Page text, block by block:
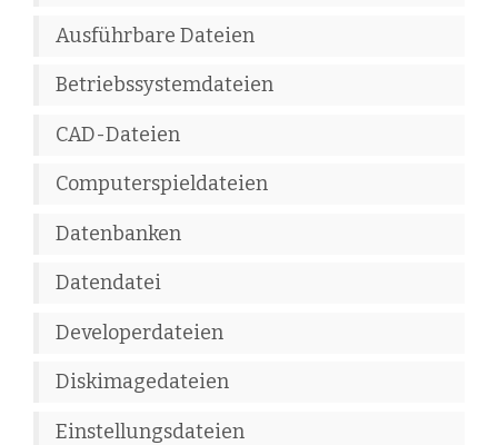
Ausführbare Dateien
Betriebssystemdateien
CAD-Dateien
Computerspieldateien
Datenbanken
Datendatei
Developerdateien
Diskimagedateien
Einstellungsdateien